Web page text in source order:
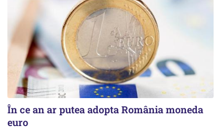
În ce an ar putea adopta România moneda
euro